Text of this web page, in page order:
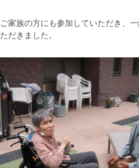
ご家族の方にも参加していただき、
ただきました。